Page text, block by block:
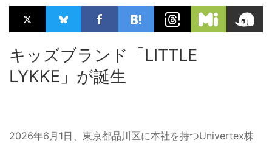
キッズブランド「LITTLE
LYKKE」が誕生
2026年6月1日、東京都品川区に本社を持つUnivertex株